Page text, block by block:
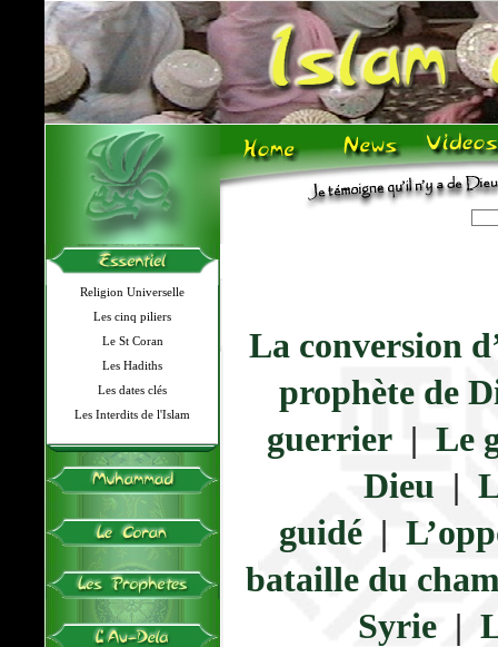
Religion Universelle
Les cinq piliers
Le St Coran
Les Hadiths
Les dates clés
Les Interdits de l'Islam
La conversion
prophète de
guerrier| Le
Dieu |
guidé |
bataille du
Syrie |